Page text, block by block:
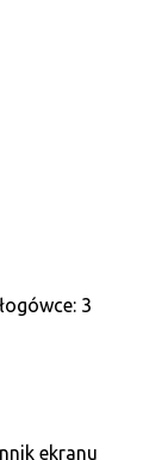
3
ekranu